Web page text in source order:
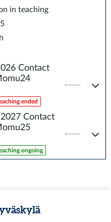
in teaching
Contact
ended
Contact
ongoing